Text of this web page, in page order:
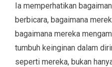
Ia memperhatikan
berbicara, bagaimana
bagaimana mereka
tumbuh keinginan dalam
seperti mereka, bukan